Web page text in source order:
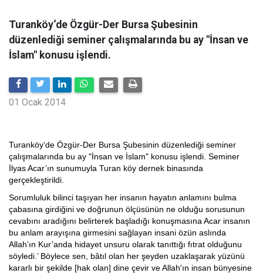
Turanköy‘de Özgür-Der Bursa Şubesinin
düzenlediği seminer çalışmalarında bu ay "İnsan ve
İslam" konusu işlendi.
01 Ocak 2014
Turanköy‘de Özgür-Der Bursa Şubesinin düzenlediği seminer
çalışmalarında bu ay "İnsan ve İslam" konusu işlendi. Seminer
İlyas Acar’ın sunumuyla Turan köy dernek binasında
gerçekleştirildi.
Sorumluluk bilinci taşıyan her insanın hayatın anlamını bulma
çabasına girdiğini ve doğrunun ölçüsünün ne olduğu sorusunun
cevabını aradığını belirterek başladığı konuşmasına Acar insanın
bu anlam arayışına girmesini sağlayan insani özün aslında
Allah’ın Kur’anda hidayet unsuru olarak tanıttığı fıtrat olduğunu
söyledi.’ Böylece sen, bâtıl olan her şeyden uzaklaşarak yüzünü
kararlı bir şekilde [hak olan] dine çevir ve Allah'ın insan bünyesine